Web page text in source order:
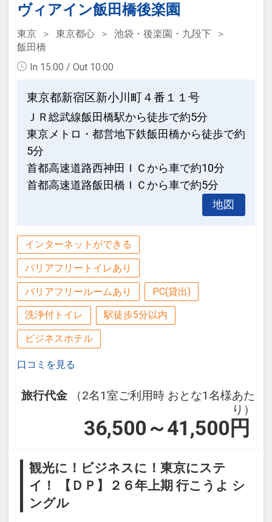
ヴィアイン飯田橋後楽園
東京 東京都心
池袋・後楽園・九段下
飯田橋
In 15:00 / Out 10:00
東京都新宿区新小川町４番１１号
ＪＲ総武線飯田橋駅から徒歩で約5分
東京メトロ・都営地下鉄飯田橋から徒歩で約
5分
首都高速道路西神田ＩＣから車で約10分
首都高速道路飯田橋ＩＣから車で約5分
地図
インターネットができる
バリアフリートイレあり
バリアフリールームあり PC(貸出)
洗浄付トイレ 駅徒歩5分以内
ビジネスホテル
口コミを見る
旅行代金
（2名1室ご利用時 おとな1名様あた
り）
36,500～41,500 円
観光に！ビジネスに！東京にステ
イ！ 【ＤＰ】２６年上期 行こうよ シ
ングル